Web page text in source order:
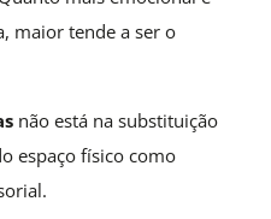
maior tende a ser o
não está na substituição
espaço físico como